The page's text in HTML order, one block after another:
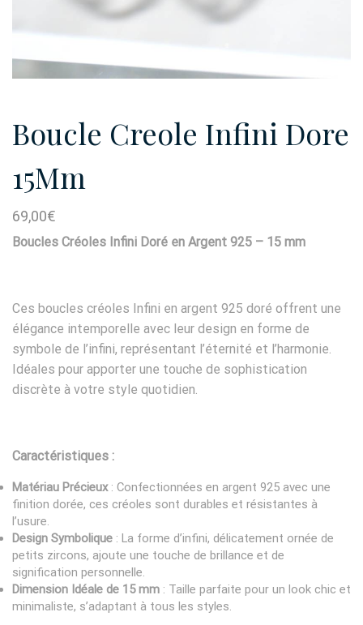
Boucle Creole Infini Dore
15Mm
69,00€
Boucles Créoles Infini Doré en Argent 925 – 15 mm
Ces boucles créoles Infini en argent 925 doré offrent une
élégance intemporelle avec leur design en forme de
symbole de l’infini, représentant l’éternité et l’harmonie.
Idéales pour apporter une touche de sophistication
discrète à votre style quotidien.
Caractéristiques :
Matériau Précieux : Confectionnées en argent 925 avec une
finition dorée, ces créoles sont durables et résistantes à
l’usure.
Design Symbolique : La forme d’infini, délicatement ornée de
petits zircons, ajoute une touche de brillance et de
signification personnelle.
Dimension Idéale de 15 mm : Taille parfaite pour un look chic et
minimaliste, s’adaptant à tous les styles.